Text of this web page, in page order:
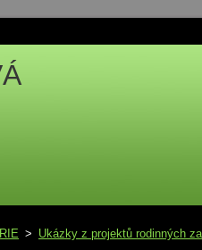
> Ukázky z projektů rodinných